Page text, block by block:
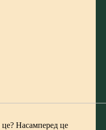
це? Насамперед це